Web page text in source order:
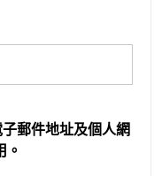
郵件地址及個人網